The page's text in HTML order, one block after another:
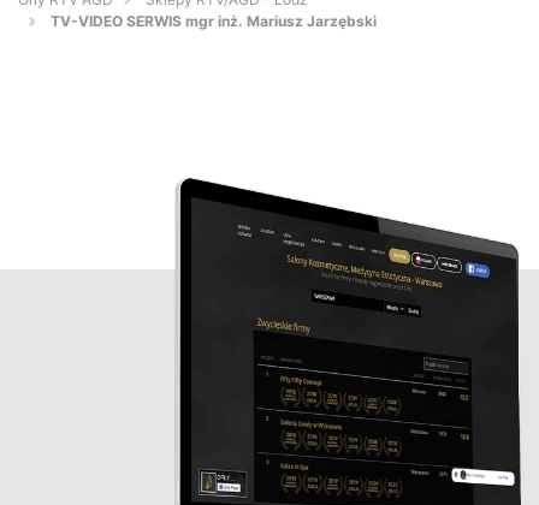
TV-VIDEO SERWIS mgr inż. Mariusz Jarzębski